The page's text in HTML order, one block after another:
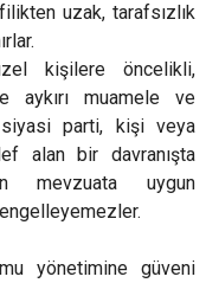
uzak, tarafsızlık
kişilere öncelikli,
aykırı muamele ve
siyasi parti, kişi veya
alan bir davranışta
mevzuata uygun
yönetimine güveni